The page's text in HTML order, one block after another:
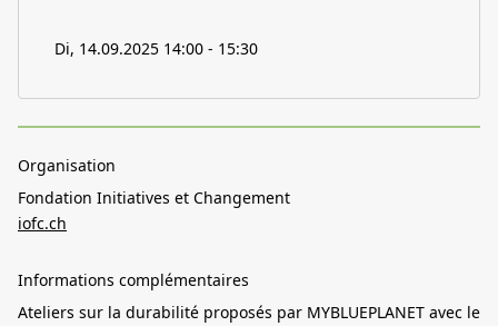
Di, 14.09.2025 14:00 - 15:30
Organisation
Fondation Initiatives et Changement
iofc.ch
Informations complémentaires
Ateliers sur la durabilité proposés par MYBLUEPLANET avec le